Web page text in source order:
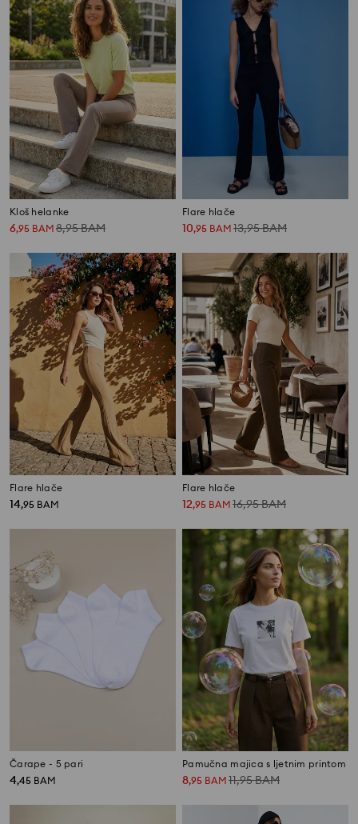
Kloš helanke
6,95 BAM 8,95BAM
Flare hlače
10,95 BAM 13,95BAM
Flare hlače
14,95 BAM
Flare hlače
12,95 BAM 16,95BAM
Čarape - 5 pari
4,45 BAM
Pamučna majica s ljetnim printom
8,95 BAM 11,95BAM